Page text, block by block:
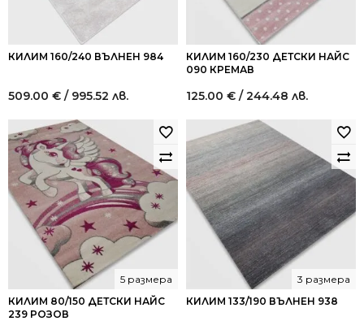
КИЛИМ 160/240 ВЪЛНЕН 984
509.00 € / 995.52 лв.
КИЛИМ 160/230 ДЕТСКИ НАЙС
090 КРЕМАВ
125.00 € / 244.48 лв.
КИЛИМ 80/150 ДЕТСКИ НАЙС
239 РОЗОВ
5 размера
КИЛИМ 133/190 ВЪЛНЕН 938
3 размера